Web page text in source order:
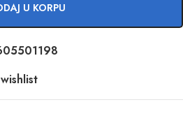
U KORPU